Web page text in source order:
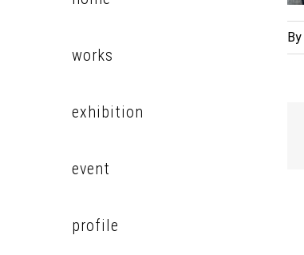
works
exhibition
event
profile
By